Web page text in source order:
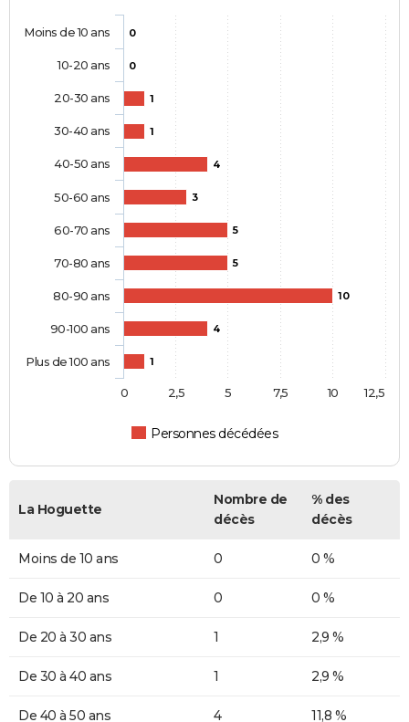
0
0
1
1
4
3
5
5
10
4
1
Personnes décédées
Moins de 10 ans
10-20 ans
20-30 ans
30-40 ans
40-50 ans
50-60 ans
60-70 ans
70-80 ans
80-90 ans
90-100 ans
Plus de 100 ans
0 10
2,5 5 7,5 12,5
La Hoguette
Nombre de
décès
% des
décès
Moins de 10 ans 0 0 %
De 10 à 20 ans 0 0 %
De 20 à 30 ans 1 2,9 %
De 30 à 40 ans 1 2,9 %
De 40 à 50 ans 4 11,8 %